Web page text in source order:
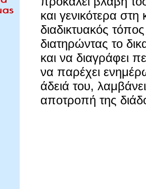
και γενικότερα
διαδικτυακός
διατηρώντας το
και να διαγράφει
να παρέχει
άδειά του,
αποτροπή της